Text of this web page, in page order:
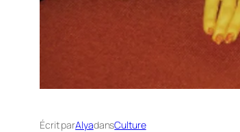
Écrit parAlyadansCulture